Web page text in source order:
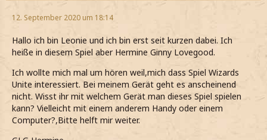
12. September 2020 um 18:14
Hallo ich bin Leonie und ich bin erst seit kurzen dabei. Ich
heiße in diesem Spiel aber Hermine Ginny Lovegood.
Ich wollte mich mal um hören weil,mich dass Spiel Wizards
Unite interessiert. Bei meinem Gerät geht es anscheinend
nicht. Wisst ihr mit welchem Gerät man dieses Spiel spielen
kann? Vielleicht mit einem anderem Handy oder einem
Computer?,Bitte helft mir weiter.